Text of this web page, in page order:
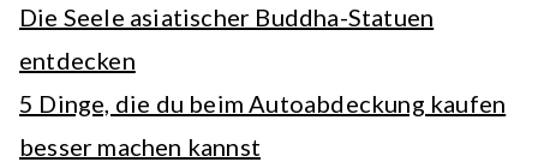
Die Seele asiatischer Buddha-Statuen
entdecken
5 Dinge, die du beim Autoabdeckung kaufen
besser machen kannst